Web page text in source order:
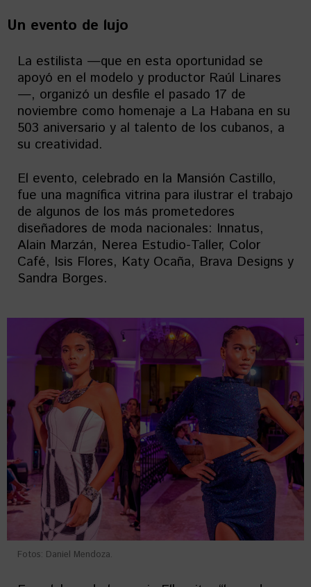
Un evento de lujo
La estilista —que en esta oportunidad se
apoyó en el modelo y productor Raúl Linares
—, organizó un desfile el pasado 17 de
noviembre como homenaje a La Habana en su
503 aniversario y al talento de los cubanos, a
su creatividad.
El evento, celebrado en la Mansión Castillo,
fue una magnífica vitrina para ilustrar el trabajo
de algunos de los más prometedores
diseñadores de moda nacionales: Innatus,
Alain Marzán, Nerea Estudio-Taller, Color
Café, Isis Flores, Katy Ocaña, Brava Designs y
Sandra Borges.
Fotos: Daniel Mendoza.